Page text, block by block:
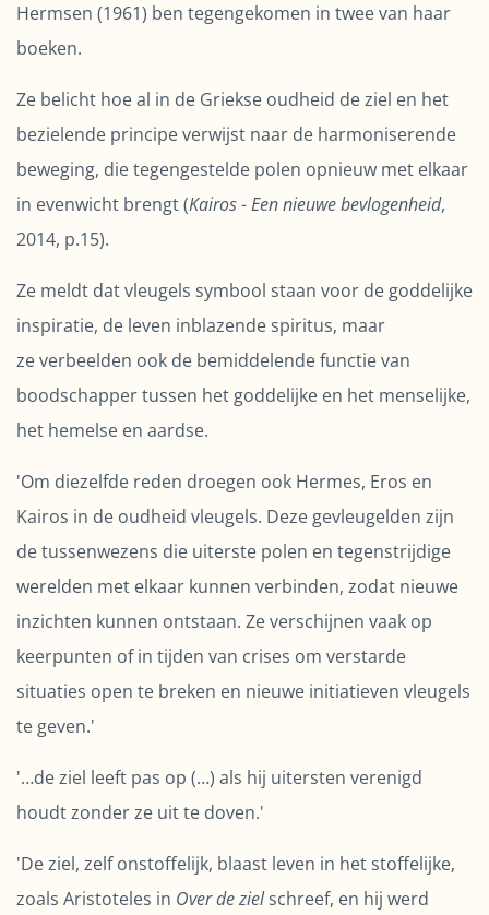
Hermsen (1961) ben tegengekomen in twee van haar
boeken.
Ze belicht hoe al in de Griekse oudheid de ziel en het
bezielende principe verwijst naar de harmoniserende
beweging, die tegengestelde polen opnieuw met elkaar
in evenwicht brengt (Kairos - Een nieuwe bevlogenheid,
2014, p.15).
Ze meldt dat vleugels symbool staan voor de goddelijke
inspiratie, de leven inblazende spiritus, maar
ze verbeelden ook de bemiddelende functie van
boodschapper tussen het goddelijke en het menselijke,
het hemelse en aardse.
'Om diezelfde reden droegen ook Hermes, Eros en
Kairos in de oudheid vleugels. Deze gevleugelden zijn
de tussenwezens die uiterste polen en tegenstrijdige
werelden met elkaar kunnen verbinden, zodat nieuwe
inzichten kunnen ontstaan. Ze verschijnen vaak op
keerpunten of in tijden van crises om verstarde
situaties open te breken en nieuwe initiatieven vleugels
te geven.'
'…de ziel leeft pas op (…) als hij uitersten verenigd
houdt zonder ze uit te doven.'
'De ziel, zelf onstoffelijk, blaast leven in het stoffelijke,
zoals Aristoteles in Over de zielschreef, en hij werd